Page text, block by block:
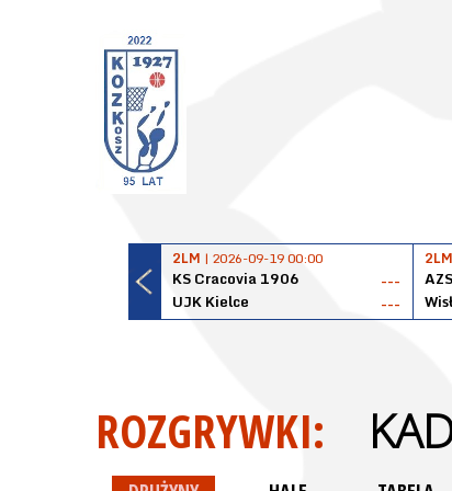
2LM | 2026-09-19 00:00
KS Cracovia 1906
---
UJK Kielce
---
2LM
ROZGRYWKI: